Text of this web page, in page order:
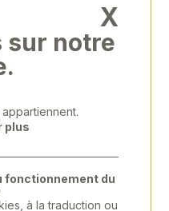
X
sur notre
plus
fonctionnement du
à la traduction ou